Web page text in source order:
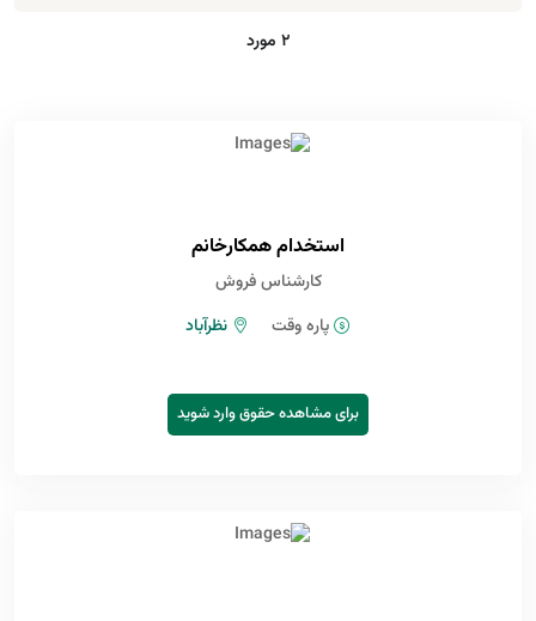
2 مورد
استخدام همکارخانم
کارشناس فروش
پاره وقت
نظرآباد
برای مشاهده حقوق وارد شوید